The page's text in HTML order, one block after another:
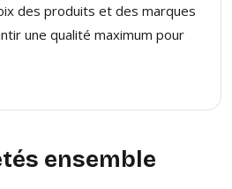
des produits et des marques
une qualité maximum pour
ensemble